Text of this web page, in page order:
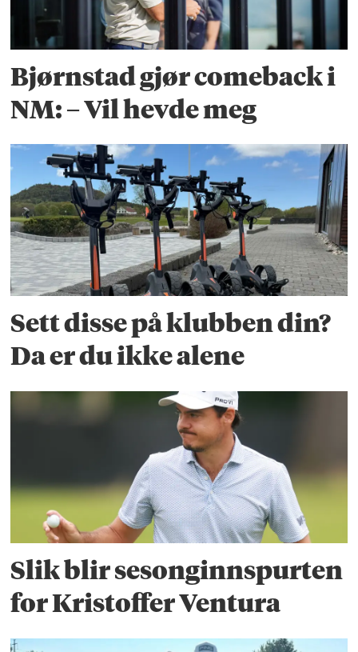
Bjørnstad gjør comeback i
NM: – Vil hevde meg
Sett disse på klubben din?
Da er du ikke alene
Slik blir sesonginnspurten
for Kristoffer Ventura